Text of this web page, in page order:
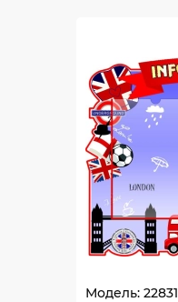
Модель: 22831